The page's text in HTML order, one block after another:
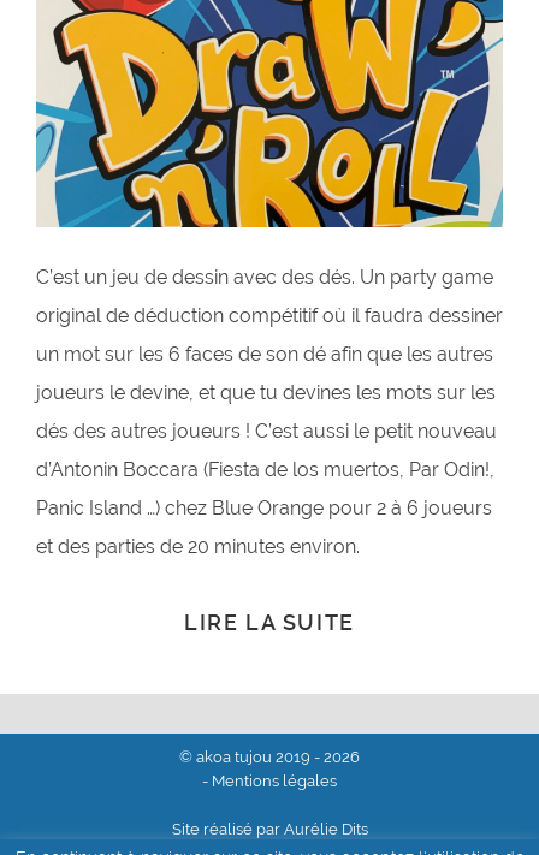
C’est un jeu de dessin avec des dés. Un party game
original de déduction compétitif où il faudra dessiner
un mot sur les 6 faces de son dé afin que les autres
joueurs le devine, et que tu devines les mots sur les
dés des autres joueurs ! C’est aussi le petit nouveau
d’Antonin Boccara (Fiesta de los muertos, Par Odin!,
Panic Island …) chez Blue Orange pour 2 à 6 joueurs
et des parties de 20 minutes environ.
LIRE LA SUITE
© akoa tujou 2019 - 2026
- Mentions légales
Site réalisé par Aurélie Dits